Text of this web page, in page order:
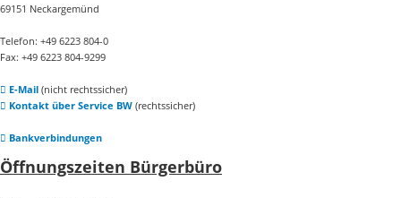
69151 Neckargemünd
Telefon: +49 6223 804-0
Fax: +49 6223 804-9299
E-Mail(nicht rechtssicher)
Kontakt über Service BW(rechtssicher)
Bankverbindungen
Öffnungszeiten Bürgerbüro